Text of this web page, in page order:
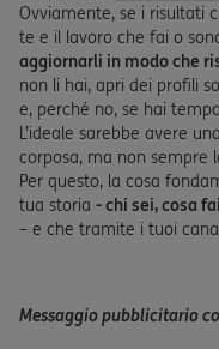
Ovviamente, se i risultati
te e il lavoro che fai o
aggiornarli in modo che
non li hai, apri dei profili
e, perché no, se hai
L’ideale sarebbe avere
corposa, ma non sempre
Per questo, la cosa
tua storia - chi sei, cosa
– e che tramite i tuoi
Messaggio pubblicitario